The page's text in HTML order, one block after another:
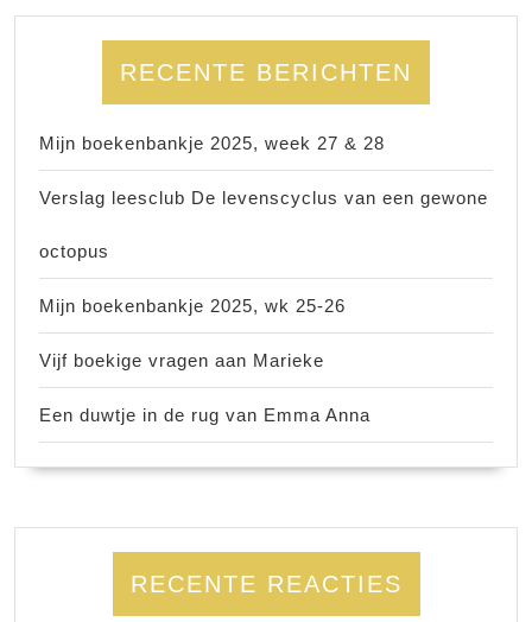
RECENTE BERICHTEN
Mijn boekenbankje 2025, week 27 & 28
Verslag leesclub De levenscyclus van een gewone
octopus
Mijn boekenbankje 2025, wk 25-26
Vijf boekige vragen aan Marieke
Een duwtje in de rug van Emma Anna
RECENTE REACTIES